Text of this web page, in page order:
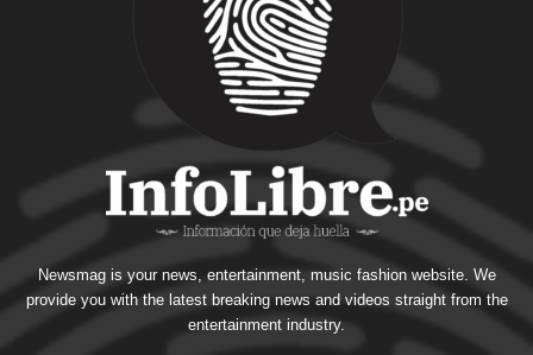
Newsmag is your news, entertainment, music fashion website. We
provide you with the latest breaking news and videos straight from the
entertainment industry.